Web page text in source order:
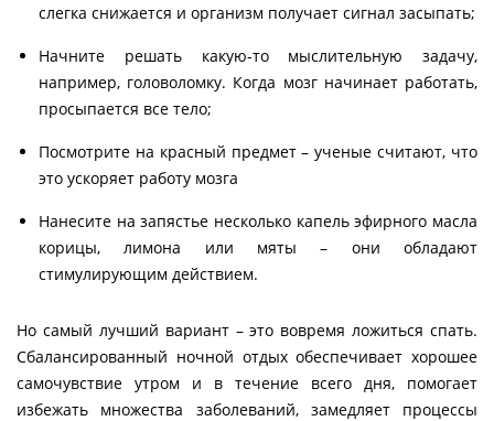
слегка снижается и организм получает сигнал засыпать;
Начните решать какую-то мыслительную задачу,
например, головоломку. Когда мозг начинает работать,
просыпается все тело;
Посмотрите на красный предмет – ученые считают, что
это ускоряет работу мозга
Нанесите на запястье несколько капель эфирного масла
корицы, лимона или мяты – они обладают
стимулирующим действием.
Но самый лучший вариант – это вовремя ложиться спать.
Сбалансированный ночной отдых обеспечивает хорошее
самочувствие утром и в течение всего дня, помогает
избежать множества заболеваний, замедляет процессы